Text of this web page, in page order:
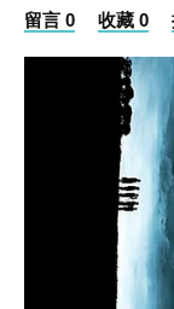
留言 0 收藏 0